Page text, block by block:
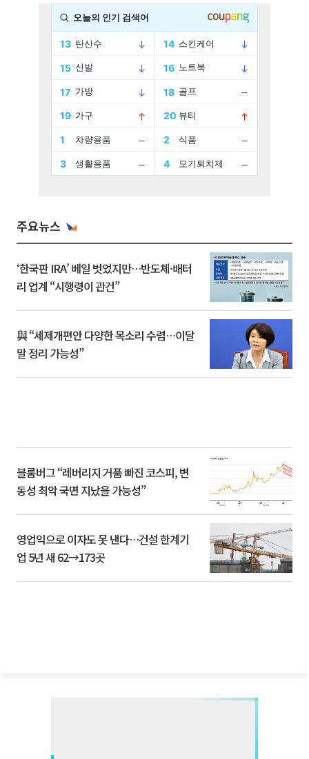
주요뉴스
‘한국판 IRA’ 베일 벗었지만…반도체·배터
리 업계 “시행령이 관건”
與 “세제개편안 다양한 목소리 수렴…이달
말 정리 가능성”
블룸버그 “레버리지 거품 빠진 코스피, 변
동성 최악 국면 지났을 가능성”
영업익으로 이자도 못 낸다…건설 한계기
업 5년 새 62→173곳